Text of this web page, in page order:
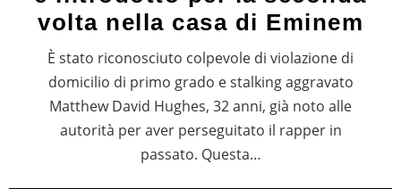
volta nella casa di Eminem
È stato riconosciuto colpevole di violazione di
domicilio di primo grado e stalking aggravato
Matthew David Hughes, 32 anni, già noto alle
autorità per aver perseguitato il rapper in
passato. Questa…